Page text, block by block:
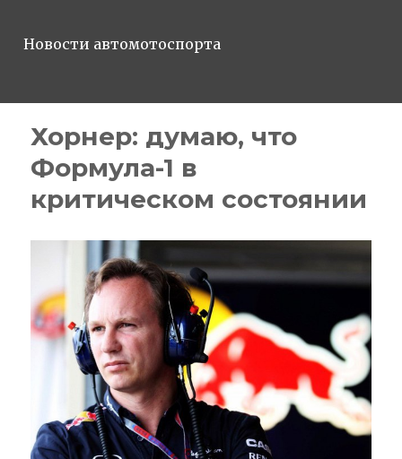
Новости автомотоспорта
Хорнер: думаю, что
Формула-1 в
критическом состоянии